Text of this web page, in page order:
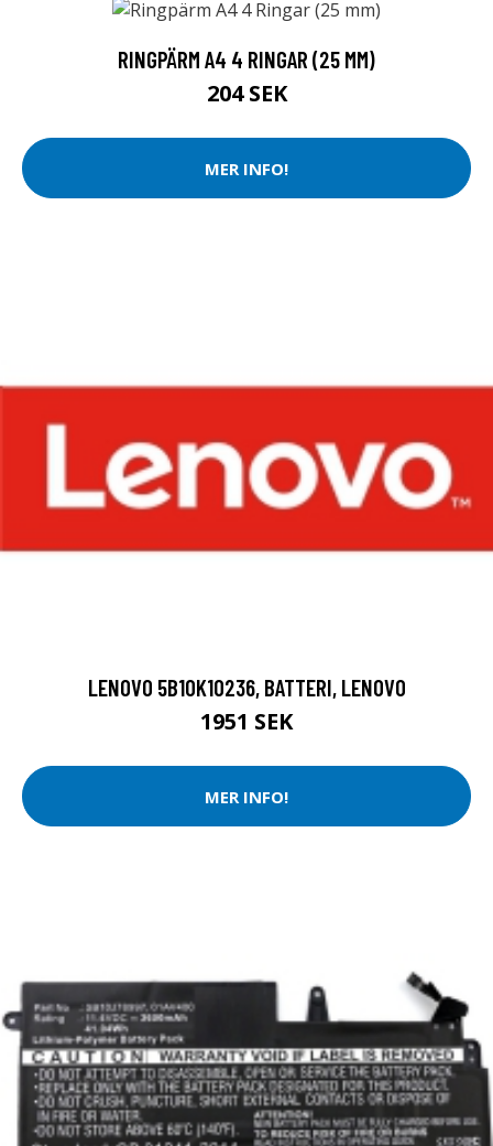
RINGPÄRM A4 4 RINGAR (25 MM)
204 SEK
MER INFO!
LENOVO 5B10K10236, BATTERI, LENOVO
1951 SEK
MER INFO!